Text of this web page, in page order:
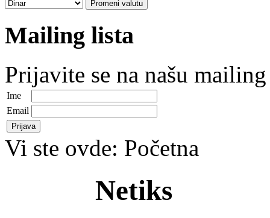
Mailing lista
Prijavite se na našu
Ime
Email
Vi ste ovde: Početna
Netiks